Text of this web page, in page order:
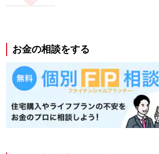
お金の相談をする